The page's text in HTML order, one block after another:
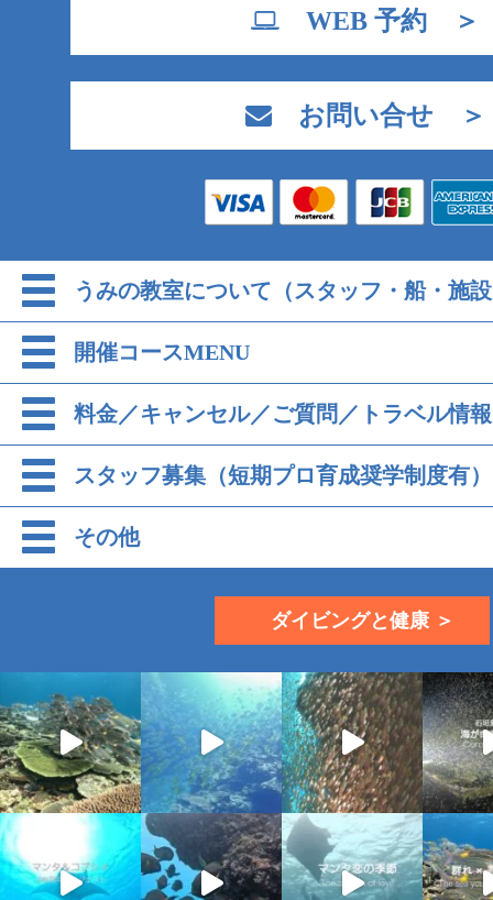
WEB 予約 ＞
お問い合せ ＞
うみの教室について（スタッフ・船・施
開催コースMENU
料金／キャンセル／ご質問／トラベル情報
スタッフ募集（短期プロ育成奨学制度有）
その他
ダイビングと健康 ＞